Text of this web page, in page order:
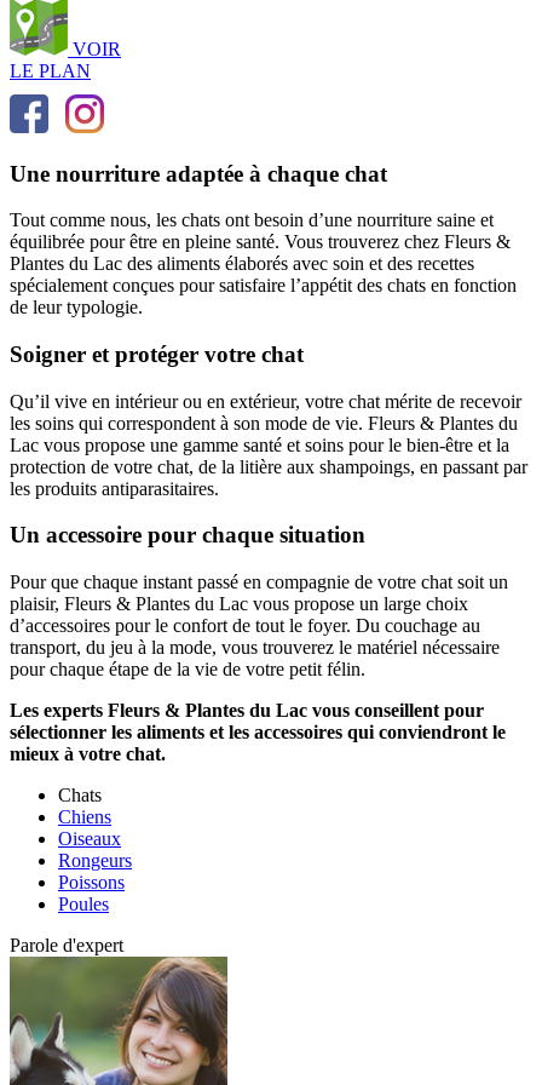
VOIR
LE PLAN
Une nourriture adaptée à chaque chat
Tout comme nous, les chats ont besoin d’une nourriture saine et
équilibrée pour être en pleine santé. Vous trouverez chez Fleurs &
Plantes du Lac des aliments élaborés avec soin et des recettes
spécialement conçues pour satisfaire l’appétit des chats en fonction
de leur typologie.
Soigner et protéger votre chat
Qu’il vive en intérieur ou en extérieur, votre chat mérite de recevoir
les soins qui correspondent à son mode de vie. Fleurs & Plantes du
Lac vous propose une gamme santé et soins pour le bien-être et la
protection de votre chat, de la litière aux shampoings, en passant par
les produits antiparasitaires.
Un accessoire pour chaque situation
Pour que chaque instant passé en compagnie de votre chat soit un
plaisir, Fleurs & Plantes du Lac vous propose un large choix
d’accessoires pour le confort de tout le foyer. Du couchage au
transport, du jeu à la mode, vous trouverez le matériel nécessaire
pour chaque étape de la vie de votre petit félin.
Les experts Fleurs & Plantes du Lac vous conseillent pour
sélectionner les aliments et les accessoires qui conviendront le
mieux à votre chat.
Chats
Chiens
Oiseaux
Rongeurs
Poissons
Poules
Parole d'expert